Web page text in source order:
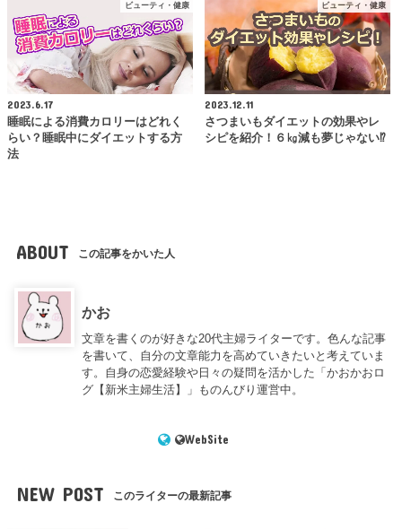
ビューティ・健康
2023.6.17
睡眠による消費カロリーはどれく
らい？睡眠中にダイエットする方
法
ビューティ・健康
2023.12.11
さつまいもダイエットの効果やレ
シピを紹介！６㎏減も夢じゃない⁉
ABOUT この記事をかいた人
かお
文章を書くのが好きな20代主婦ライターです。色んな記事
を書いて、自分の文章能力を高めていきたいと考えていま
す。自身の恋愛経験や日々の疑問を活かした「かおかおロ
グ【新米主婦生活】」ものんびり運営中。
WebSite
NEW POST このライターの最新記事